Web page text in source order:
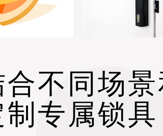
合不同场
制专属锁具